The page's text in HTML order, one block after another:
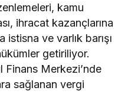
kamu
ihracat kazançlarına
istisna ve varlık barışı
getiriliyor.
Finans Merkezi’nde
sağlanan vergi